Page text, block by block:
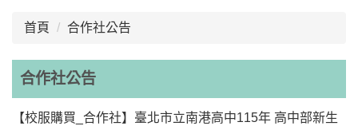
首頁 合作社公告
合作社公告
【校服購買_合作社】臺北市立南港高中115年 高中部新生